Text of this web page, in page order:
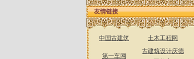
友情链接
中国古建筑 土木工程网
第一车网
古建筑设计庆德